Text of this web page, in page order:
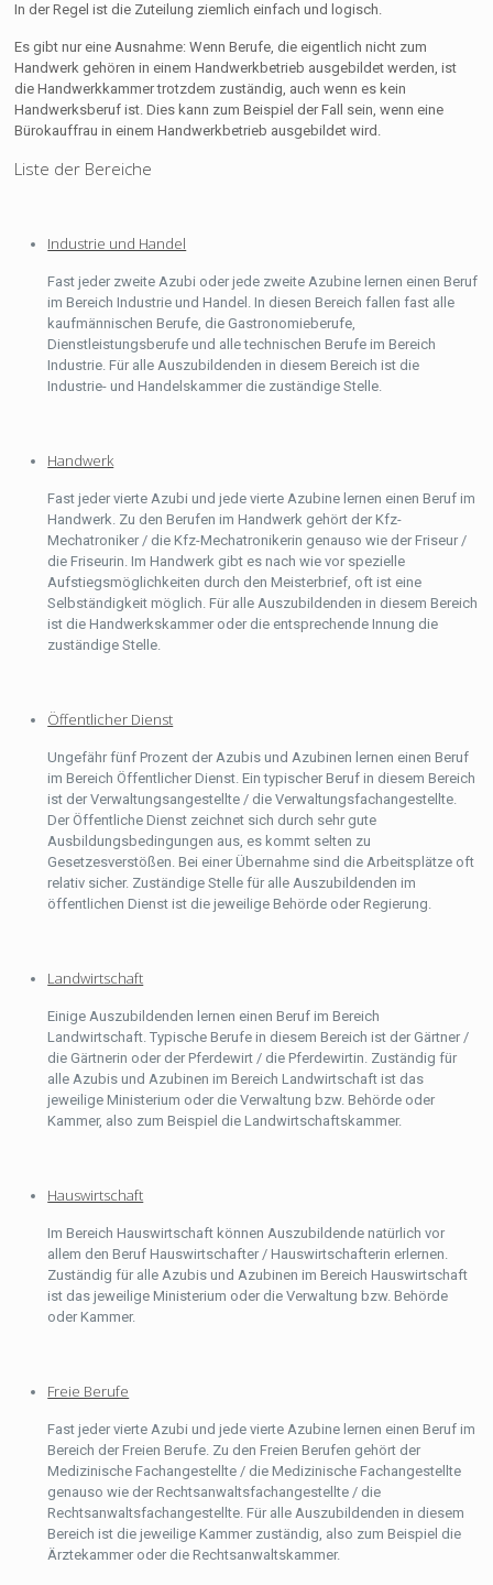
In der Regel ist die Zuteilung ziemlich einfach und logisch.
Es gibt nur eine Ausnahme: Wenn Berufe, die eigentlich nicht zum
Handwerk gehören in einem Handwerkbetrieb ausgebildet werden, ist
die Handwerkkammer trotzdem zuständig, auch wenn es kein
Handwerksberuf ist. Dies kann zum Beispiel der Fall sein, wenn eine
Bürokauffrau in einem Handwerkbetrieb ausgebildet wird.
Liste der Bereiche
Industrie und Handel
Fast jeder zweite Azubi oder jede zweite Azubine lernen einen Beruf
im Bereich Industrie und Handel. In diesen Bereich fallen fast alle
kaufmännischen Berufe, die Gastronomieberufe,
Dienstleistungsberufe und alle technischen Berufe im Bereich
Industrie. Für alle Auszubildenden in diesem Bereich ist die
Industrie- und Handelskammer die zuständige Stelle.
Handwerk
Fast jeder vierte Azubi und jede vierte Azubine lernen einen Beruf im
Handwerk. Zu den Berufen im Handwerk gehört der Kfz-
Mechatroniker / die Kfz-Mechatronikerin genauso wie der Friseur /
die Friseurin. Im Handwerk gibt es nach wie vor spezielle
Aufstiegsmöglichkeiten durch den Meisterbrief, oft ist eine
Selbständigkeit möglich. Für alle Auszubildenden in diesem Bereich
ist die Handwerkskammer oder die entsprechende Innung die
zuständige Stelle.
Öffentlicher Dienst
Ungefähr fünf Prozent der Azubis und Azubinen lernen einen Beruf
im Bereich Öffentlicher Dienst. Ein typischer Beruf in diesem Bereich
ist der Verwaltungsangestellte / die Verwaltungsfachangestellte.
Der Öffentliche Dienst zeichnet sich durch sehr gute
Ausbildungsbedingungen aus, es kommt selten zu
Gesetzesverstößen. Bei einer Übernahme sind die Arbeitsplätze oft
relativ sicher. Zuständige Stelle für alle Auszubildenden im
öffentlichen Dienst ist die jeweilige Behörde oder Regierung.
Landwirtschaft
Einige Auszubildenden lernen einen Beruf im Bereich
Landwirtschaft. Typische Berufe in diesem Bereich ist der Gärtner /
die Gärtnerin oder der Pferdewirt / die Pferdewirtin. Zuständig für
alle Azubis und Azubinen im Bereich Landwirtschaft ist das
jeweilige Ministerium oder die Verwaltung bzw. Behörde oder
Kammer, also zum Beispiel die Landwirtschaftskammer.
Hauswirtschaft
Im Bereich Hauswirtschaft können Auszubildende natürlich vor
allem den Beruf Hauswirtschafter / Hauswirtschafterin erlernen.
Zuständig für alle Azubis und Azubinen im Bereich Hauswirtschaft
ist das jeweilige Ministerium oder die Verwaltung bzw. Behörde
oder Kammer.
Freie Berufe
Fast jeder vierte Azubi und jede vierte Azubine lernen einen Beruf im
Bereich der Freien Berufe. Zu den Freien Berufen gehört der
Medizinische Fachangestellte / die Medizinische Fachangestellte
genauso wie der Rechtsanwaltsfachangestellte / die
Rechtsanwaltsfachangestellte. Für alle Auszubildenden in diesem
Bereich ist die jeweilige Kammer zuständig, also zum Beispiel die
Ärztekammer oder die Rechtsanwaltskammer.